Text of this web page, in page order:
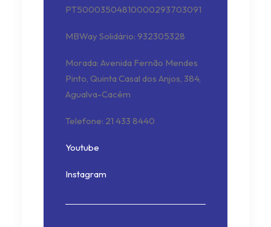
PT50003504810000293703091
MBWay Solidário: 932305328
Morada: Avenida Fernão Mendes
Pinto, Quinta Casal dos Anjos, 384,
Agualva-Cacém
Telefone: 21 433 8440
Youtube
Instagram